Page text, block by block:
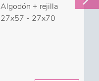
Algodón + rejilla
27x57 - 27x70